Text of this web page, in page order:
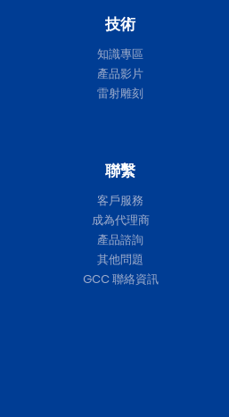
技術
知識專區
產品影片
雷射雕刻
聯繫
客戶服務
成為代理商
產品諮詢
其他問題
GCC 聯絡資訊